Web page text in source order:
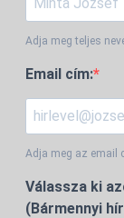
Adja meg teljes
Email cím:
Adja meg az email
Válassza ki
(Bármennyi